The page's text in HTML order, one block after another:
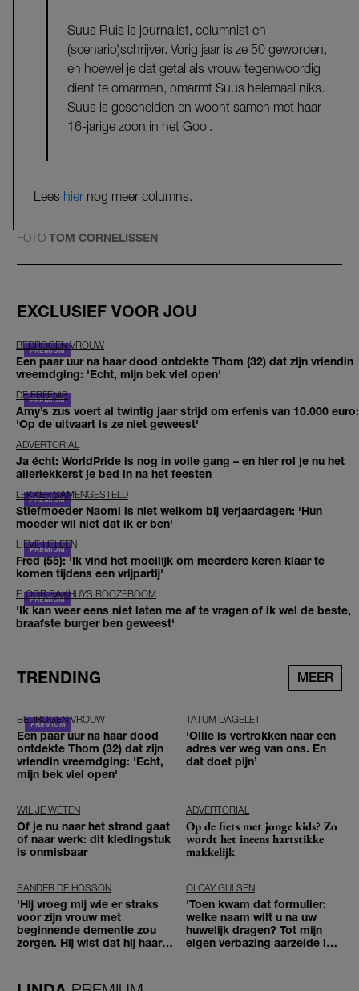
Suus Ruis is journalist, columnist en
(scenario)schrijver. Vorig jaar is ze 50 geworden,
en hoewel je dat getal als vrouw tegenwoordig
dient te omarmen, omarmt Suus helemaal niks.
Suus is gescheiden en woont samen met haar
16-jarige zoon in het Gooi.
Lees hier nog meer columns.
FOTO TOM CORNELISSEN
EXCLUSIEF VOOR JOU
BEDROGEN VROUW
Een paar uur na haar dood ontdekte Thom (32) dat zijn vriendin
vreemdging: 'Echt, mijn bek viel open'
DE ERFENIS
Amy’s zus voert al twintig jaar strijd om erfenis van 10.000 euro:
'Op de uitvaart is ze niet geweest'
ADVERTORIAL
Ja écht: WorldPride is nog in volle gang – en hier rol je nu het
allerlekkerst je bed in na het feesten
LEKKER SAMENGESTELD
Stiefmoeder Naomi is niet welkom bij verjaardagen: 'Hun
moeder wil niet dat ik er ben'
LIEVE HELEEN
Fred (55): 'Ik vind het moeilijk om meerdere keren klaar te
komen tijdens een vrijpartij'
FLOOR BAKHUYS ROOZEBOOM
'Ik kan weer eens niet laten me af te vragen of ik wel de beste,
braafste burger ben geweest'
TRENDING MEER
BEDROGEN VROUW
Een paar uur na haar dood
ontdekte Thom (32) dat zijn
vriendin vreemdging: 'Echt,
mijn bek viel open'
TATUM DAGELET
'Ollie is vertrokken naar een
adres ver weg van ons. En
dat doet pijn’
WIL JE WETEN
Of je nu naar het strand gaat
of naar werk: dit kledingstuk
is onmisbaar
ADVERTORIAL
Op de fiets met jonge kids? Zo
wordt het ineens hartstikke
makkelijk
SANDER DE HOSSON
'Hij vroeg mij wie er straks
voor zijn vrouw met
beginnende dementie zou
zorgen. Hij wist dat hij haar
OLCAY GULSEN
'Toen kwam dat formulier:
welke naam wilt u na uw
huwelijk dragen? Tot mijn
eigen verbazing aarzelde ik